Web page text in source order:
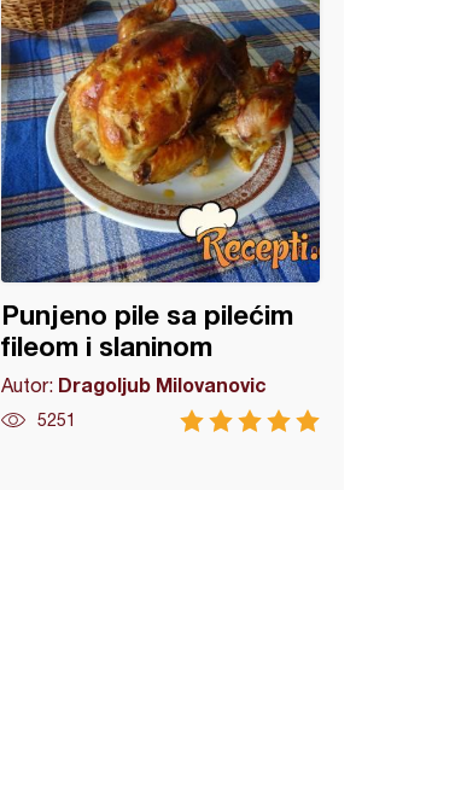
Punjeno pile sa pilećim
fileom i slaninom
Autor: Dragoljub Milovanovic
5251